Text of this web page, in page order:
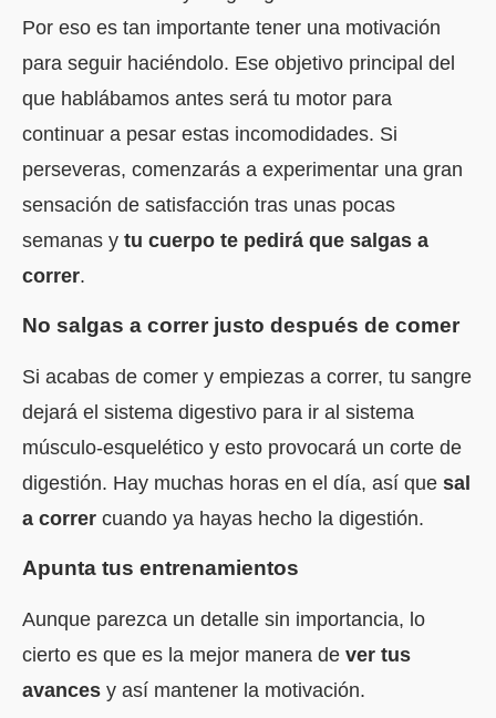
Por eso es tan importante tener una motivación
para seguir haciéndolo. Ese objetivo principal del
que hablábamos antes será tu motor para
continuar a pesar estas incomodidades. Si
perseveras, comenzarás a experimentar una gran
sensación de satisfacción tras unas pocas
semanas y tu cuerpo te pedirá que salgas a
correr.
No salgas a correr justo después de comer
Si acabas de comer y empiezas a correr, tu sangre
dejará el sistema digestivo para ir al sistema
músculo-esquelético y esto provocará un corte de
digestión. Hay muchas horas en el día, así que sal
a correr cuando ya hayas hecho la digestión.
Apunta tus entrenamientos
Aunque parezca un detalle sin importancia, lo
cierto es que es la mejor manera de ver tus
avances y así mantener la motivación.